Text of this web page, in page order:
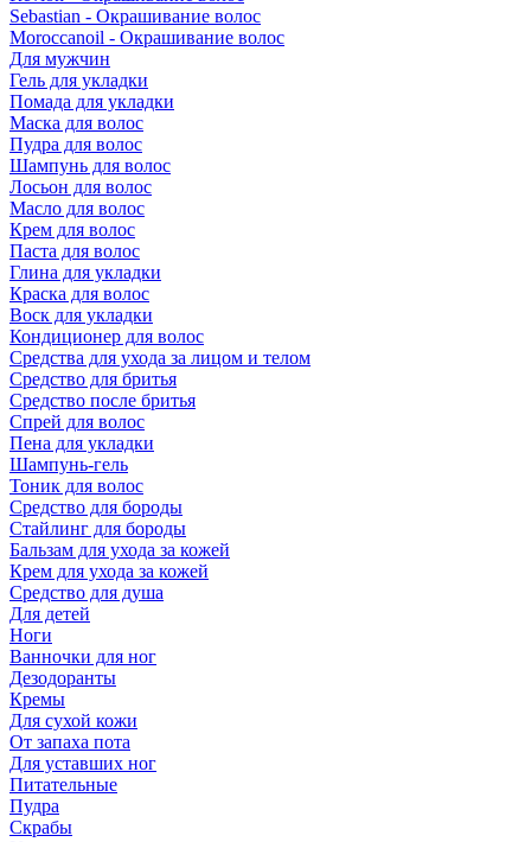
Sebastian - Окрашивание волос
Moroccanoil - Окрашивание волос
Для мужчин
Гель для укладки
Помада для укладки
Маска для волос
Пудра для волос
Шампунь для волос
Лосьон для волос
Масло для волос
Крем для волос
Паста для волос
Глина для укладки
Краска для волос
Воск для укладки
Кондиционер для волос
Средства для ухода за лицом и телом
Средство для бритья
Средство после бритья
Спрей для волос
Пена для укладки
Шампунь-гель
Тоник для волос
Средство для бороды
Стайлинг для бороды
Бальзам для ухода за кожей
Крем для ухода за кожей
Средство для душа
Для детей
Ноги
Ванночки для ног
Дезодоранты
Кремы
Для сухой кожи
От запаха пота
Для уставших ног
Питательные
Пудра
Скрабы